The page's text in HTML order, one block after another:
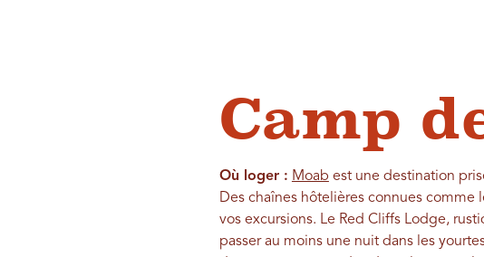
Camp
Où loger : Moab est une destination
Des chaînes hôtelières connues
vos excursions. Le Red Cliffs Lodge,
passer au moins une nuit dans les